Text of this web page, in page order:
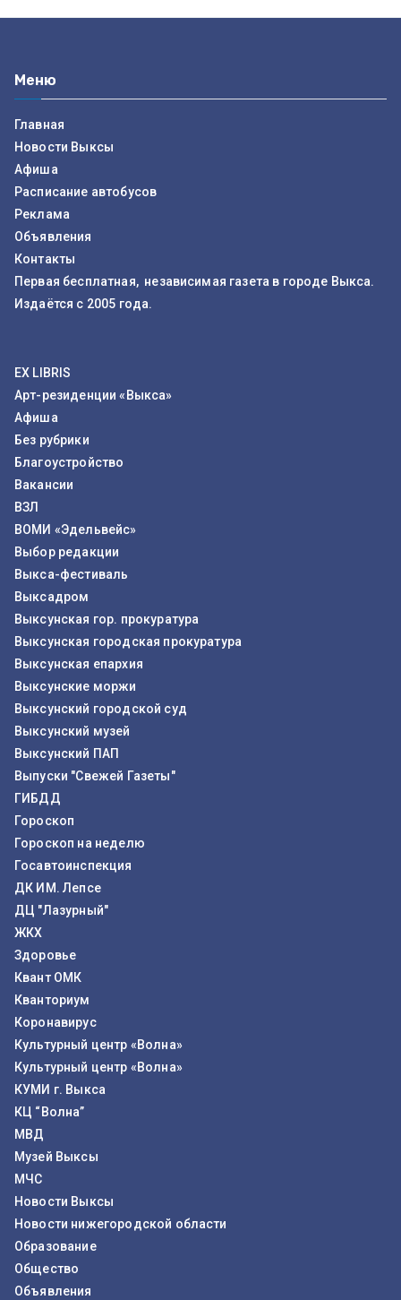
Меню
Главная
Новости Выксы
Афиша
Расписание автобусов
Реклама
Объявления
Контакты
Первая бесплатная, независимая газета в городе Выкса.
Издаётся с 2005 года.
EX LIBRIS
Арт-резиденции «Выкса»
Афиша
Без рубрики
Благоустройство
Вакансии
ВЗЛ
ВОМИ «Эдельвейс»
Выбор редакции
Выкса-фестиваль
Выксадром
Выксунская гор. прокуратура
Выксунская городская прокуратура
Выксунская епархия
Выксунские моржи
Выксунский городской суд
Выксунский музей
Выксунский ПАП
Выпуски "Свежей Газеты"
ГИБДД
Гороскоп
Гороскоп на неделю
Госавтоинспекция
ДК ИМ. Лепсе
ДЦ "Лазурный"
ЖКХ
Здоровье
Квант ОМК
Кванториум
Коронавирус
Культурный центр «Волна»
Культурный центр «Волна»
КУМИ г. Выкса
КЦ “Волна”
МВД
Музей Выксы
МЧС
Новости Выксы
Новости нижегородской области
Образование
Общество
Объявления